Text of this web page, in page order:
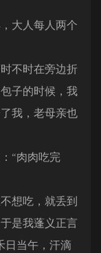
大人每人两个
不时在旁边折
子的时候，我
我，老母亲也
“肉肉吃完
想吃，就丢到
是我蓬义正言
日当午，汗滴